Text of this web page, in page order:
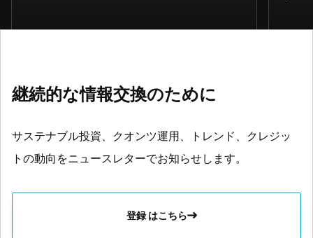
継続的な情報交換のために
サステナブル投資、クオンツ運用、トレンド、クレジッ
トの動向をニュースレターでお知らせします。
登録 はこちら